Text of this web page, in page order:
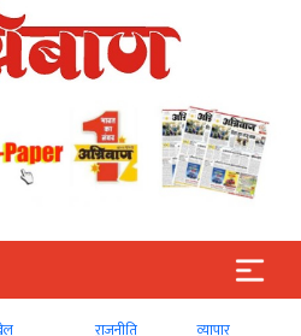
राजनीति व्‍यापार